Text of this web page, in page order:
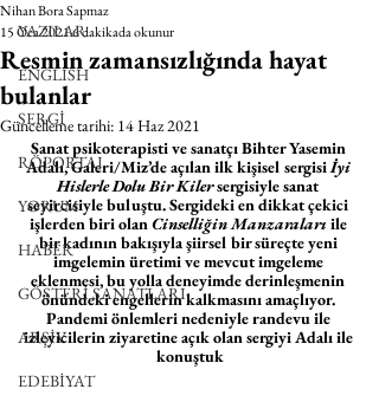
YAZILAR
ENGLISH
SERGİ
RÖPORTAJ
YORUM
HABER
GÖSTERİ SANATLARI
ARŞİV
EDEBİYAT
Resmin zamansızlığında hayat
bulanlar
Nihan Bora Sapmaz
15 Oca 20216 dakikada okunur
Güncelleme tarihi: 14 Haz 2021
Sanat psikoterapisti ve sanatçı Bihter Yasemin
Adalı, Galeri/Miz’de açılan ilk kişisel sergisi İyi
Hislerle Dolu Bir Kiler sergisiyle sanat
seyircisiyle buluştu. Sergideki en dikkat çekici
işlerden biri olan Cinselliğin Manzaraları ile
bir kadının bakışıyla şiirsel bir süreçte yeni
imgelemin üretimi ve mevcut imgeleme
eklenmesi, bu yolla deneyimde derinleşmenin
önündeki engellerin kalkmasını amaçlıyor.
Pandemi önlemleri nedeniyle randevu ile
izleyicilerin ziyaretine açık olan sergiyi Adalı ile
konuştuk